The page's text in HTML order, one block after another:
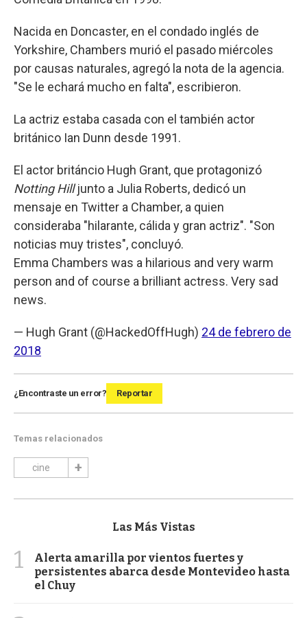
Nacida en Doncaster, en el condado inglés de
Yorkshire, Chambers murió el pasado miércoles
por causas naturales, agregó la nota de la agencia.
"Se le echará mucho en falta", escribieron.
La actriz estaba casada con el también actor
británico Ian Dunn desde 1991.
El actor británcio Hugh Grant, que protagonizó
Notting Hilljunto a Julia Roberts, dedicó un
mensaje en Twitter a Chamber, a quien
consideraba "hilarante, cálida y gran actriz". "Son
noticias muy tristes", concluyó.
Emma Chambers was a hilarious and very warm
person and of course a brilliant actress. Very sad
news.
— Hugh Grant (@HackedOffHugh) 24 de febrero de
2018
¿Encontraste un error? Reportar
Temas relacionados
cine
Las Más Vistas
1
Alerta amarilla por vientos fuertes y
persistentes abarca desde Montevideo hasta
el Chuy